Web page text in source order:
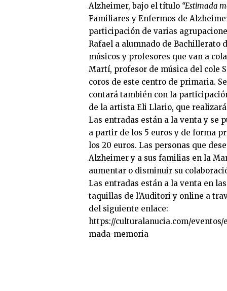
Alzheimer, bajo el título “Estimada
Familiares y Enfermos de
participación de varias
Rafael a alumnado de Bachillerato
músicos y profesores que van a
Martí, profesor de música del cole
coros de este centro de primaria.
contará también con la
de la artista Eli Llario, que
Las entradas están a la venta y se
a partir de los 5 euros y de forma
los 20 euros. Las personas que
Alzheimer y a sus familias en la
aumentar o disminuir su
Las entradas están a la venta en las
taquillas de l’Auditori y online a
del siguiente enlace:
https://culturalanucia.com/eventos/
mada-memoria